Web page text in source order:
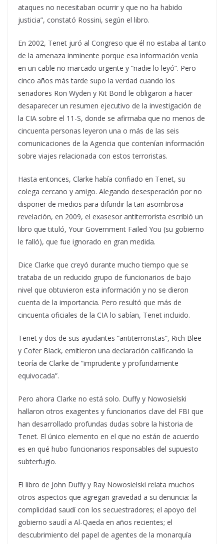
ataques no necesitaban ocurrir y que no ha habido
justicia”, constató Rossini, según el libro.
En 2002, Tenet juró al Congreso que él no estaba al tanto
de la amenaza inminente porque esa información venía
en un cable no marcado urgente y “nadie lo leyó”. Pero
cinco años más tarde supo la verdad cuando los
senadores Ron Wyden y Kit Bond le obligaron a hacer
desaparecer un resumen ejecutivo de la investigación de
la CIA sobre el 11-S, donde se afirmaba que no menos de
cincuenta personas leyeron una o más de las seis
comunicaciones de la Agencia que contenían información
sobre viajes relacionada con estos terroristas.
Hasta entonces, Clarke había confiado en Tenet, su
colega cercano y amigo. Alegando desesperación por no
disponer de medios para difundir la tan asombrosa
revelación, en 2009, el exasesor antiterrorista escribió un
libro que tituló, Your Government Failed You (su gobierno
le falló), que fue ignorado en gran medida.
Dice Clarke que creyó durante mucho tiempo que se
trataba de un reducido grupo de funcionarios de bajo
nivel que obtuvieron esta información y no se dieron
cuenta de la importancia. Pero resultó que más de
cincuenta oficiales de la CIA lo sabían, Tenet incluido.
Tenet y dos de sus ayudantes “antiterroristas”, Rich Blee
y Cofer Black, emitieron una declaración calificando la
teoría de Clarke de “imprudente y profundamente
equivocada”.
Pero ahora Clarke no está solo. Duffy y Nowosielski
hallaron otros exagentes y funcionarios clave del FBI que
han desarrollado profundas dudas sobre la historia de
Tenet. El único elemento en el que no están de acuerdo
es en qué hubo funcionarios responsables del supuesto
subterfugio.
El libro de John Duffy y Ray Nowosielski relata muchos
otros aspectos que agregan gravedad a su denuncia: la
complicidad saudí con los secuestradores; el apoyo del
gobierno saudí a Al-Qaeda en años recientes; el
descubrimiento del papel de agentes de la monarquía